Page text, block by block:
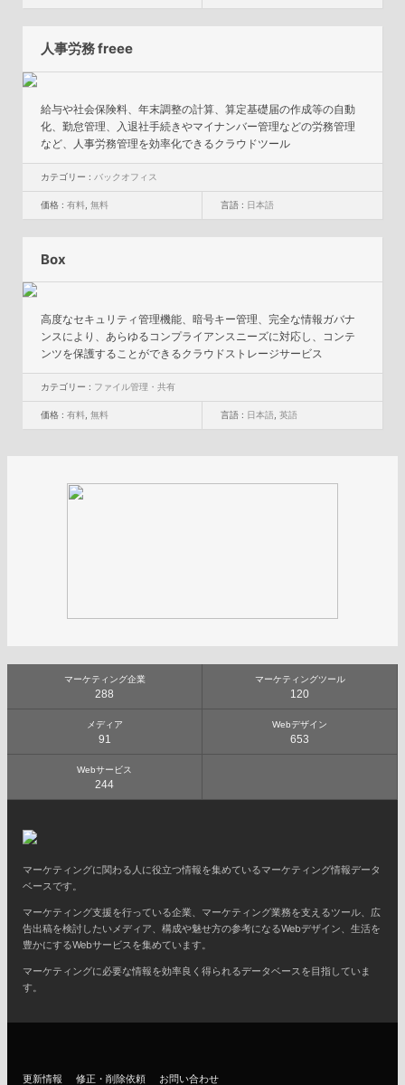
人事労務 freee
給与や社会保険料、年末調整の計算、算定基礎届の作成等の自動
化、勤怠管理、入退社手続きやマイナンバー管理などの労務管理
など、人事労務管理を効率化できるクラウドツール
カテゴリー : バックオフィス
価格 :有料 ,無料 言語 : 日本語
Box
高度なセキュリティ管理機能、暗号キー管理、完全な情報ガバナ
ンスにより、あらゆるコンプライアンスニーズに対応し、コンテ
ンツを保護することができるクラウドストレージサービス
カテゴリー : ファイル管理・共有
価格 :有料 ,無料 言語 : 日本語 英語
マーケティング企業
288
マーケティングツール
120
メディア
91
Webデザイン
653
Webサービス
244
マーケティングに関わる人に役立つ情報を集めているマーケティング情報データ
ベースです。
マーケティング支援を行っている企業、マーケティング業務を支えるツール、広
告出稿を検討したいメディア、構成や魅せ方の参考になるWebデザイン、生活を
豊かにするWebサービスを集めています。
マーケティングに必要な情報を効率良く得られるデータベースを目指していま
す。
更新情報 修正・削除依頼 お問い合わせ